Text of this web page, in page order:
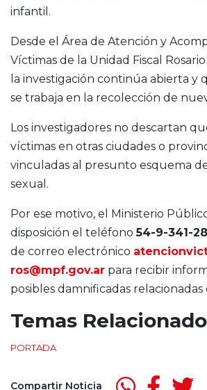
infantil.
Desde el Área de Atención y
Víctimas de la Unidad Fiscal
la investigación continúa abierta y
se trabaja en la recolección de
Los investigadores no descartan
víctimas en otras ciudades o
vinculadas al presunto esquema
sexual.
Por ese motivo, el Ministerio
disposición el teléfono54-9-341-
de correo electrónico
ros@mpf.gov.ar para recibir
posibles damnificadas relacionadas
Temas
PORTADA
Compartir Noticia